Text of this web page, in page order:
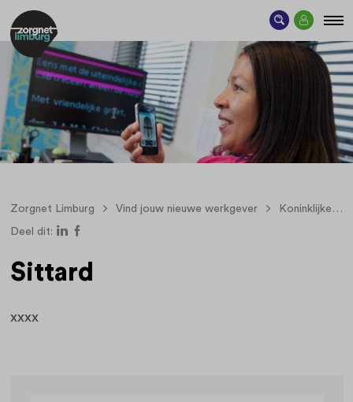
Zorgnet Limburg Vind jouw nieuwe werkgever Koninklijke Visio
Deel dit:
Sittard
xxxx